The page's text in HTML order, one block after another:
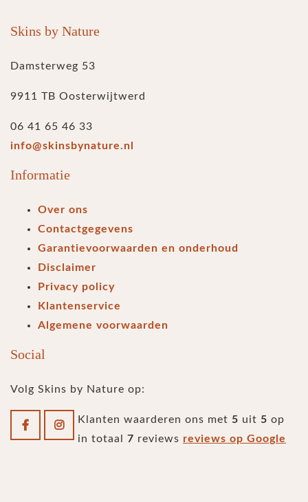
Skins by Nature
Damsterweg 53
9911 TB Oosterwijtwerd
06 41 65 46 33
info@skinsbynature.nl
Informatie
Over ons
Contactgegevens
Garantievoorwaarden en onderhoud
Disclaimer
Privacy policy
Klantenservice
Algemene voorwaarden
Social
Volg Skins by Nature op:
Klanten waarderen ons met 5 uit 5 op
in totaal 7 reviews reviews op Google